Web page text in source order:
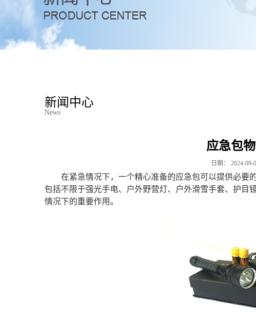
新闻中心
News
应急包
日期： 2024-09-
在紧急情况下，一个精心准备的应急包可以提供必要
包括不限于强光手电、户外野营灯、户外滑雪手套、护目
情况下的重要作用。